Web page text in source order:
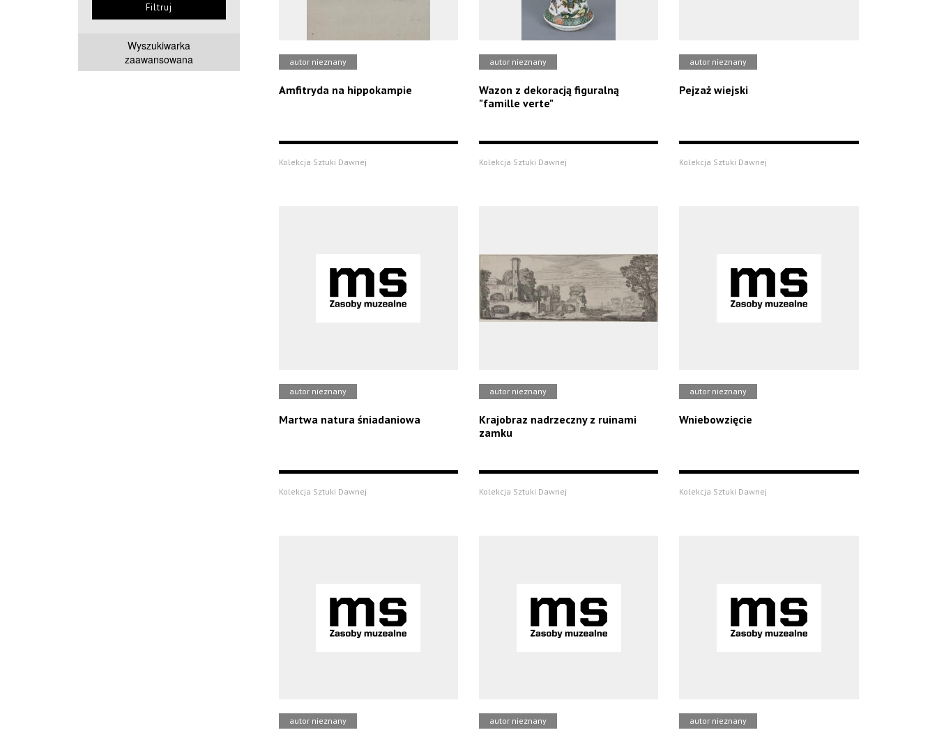
Filtruj
Wyszukiwarka
zaawansowana
autor nieznany
Amfitryda na hippokampie
Kolekcja Sztuki Dawnej
autor nieznany
Wazon z dekoracją figuralną
"famille verte"
Kolekcja Sztuki Dawnej
autor nieznany
Pejzaż wiejski
Kolekcja Sztuki Dawnej
autor nieznany
Martwa natura śniadaniowa
Kolekcja Sztuki Dawnej
autor nieznany
Krajobraz nadrzeczny z ruinami
zamku
Kolekcja Sztuki Dawnej
autor nieznany
Wniebowzięcie
Kolekcja Sztuki Dawnej
autor nieznany autor nieznany autor nieznany